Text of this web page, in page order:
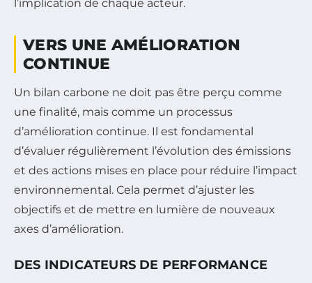
l’implication de chaque acteur.
VERS UNE AMÉLIORATION
CONTINUE
Un bilan carbone ne doit pas être perçu comme
une finalité, mais comme un processus
d’amélioration continue. Il est fondamental
d’évaluer régulièrement l’évolution des émissions
et des actions mises en place pour réduire l’impact
environnemental. Cela permet d’ajuster les
objectifs et de mettre en lumière de nouveaux
axes d’amélioration.
DES INDICATEURS DE PERFORMANCE